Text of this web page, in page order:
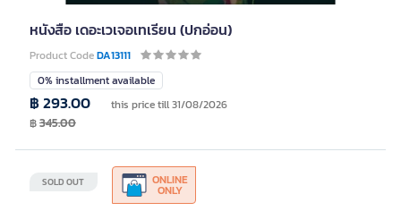
หนังสือ เดอะเวเจอเทเรียน (ปกอ่อน)
Product CodeDA13111
0% installment available
SOLD OUT ONLINE
ONLY
฿ 293.00 this price till 31/08/2026
฿345.00